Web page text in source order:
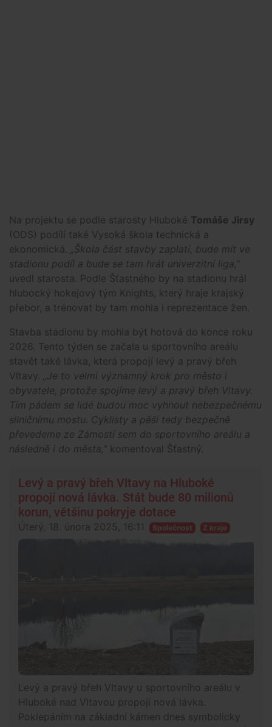
Na projektu se podle starosty Hluboké Tomáše Jirsy
(ODS) podílí také Vysoká škola technická a
ekonomická.
„Škola část stavby zaplatí, bude mít ve
stadionu podíl a bude se tam hrát univerzitní liga,”
uvedl starosta. Podle Šťastného by na stadionu hrál
hlubocký hokejový tým Knights, který hraje krajský
přebor, a trénovat by tam mohla i reprezentace žen.
Stavba stadionu by mohla být hotová do konce roku
2026. Tento týden se začala u sportovního areálu
stavět také lávka, která propojí levý a pravý břeh
Vltavy.
„Je to velmi významný krok pro město i
obyvatele, protože spojíme levý a pravý břeh Vltavy.
Tím pádem se lidé budou moc vyhnout nebezpečnému
silničnímu mostu. Cyklisty a pěší tedy bezpečně
převedeme ze Zámostí sem do sportovního areálu a
následně i do města,” komentoval Šťastný.
Levý a pravý břeh Vltavy na Hluboké
propojí nová lávka. Stát bude 80 milionů
korun, většinu pokryje dotace
Úterý, 18. února 2025, 16:11 Společnost Z kraje
Levý a pravý břeh Vltavy u sportovního areálu v
Hluboké nad Vltavou propojí nová lávka.
Poklepáním na základní kámen dnes symbolicky